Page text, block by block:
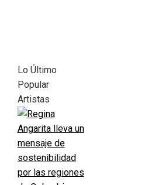
Lo Último
Popular
Artistas